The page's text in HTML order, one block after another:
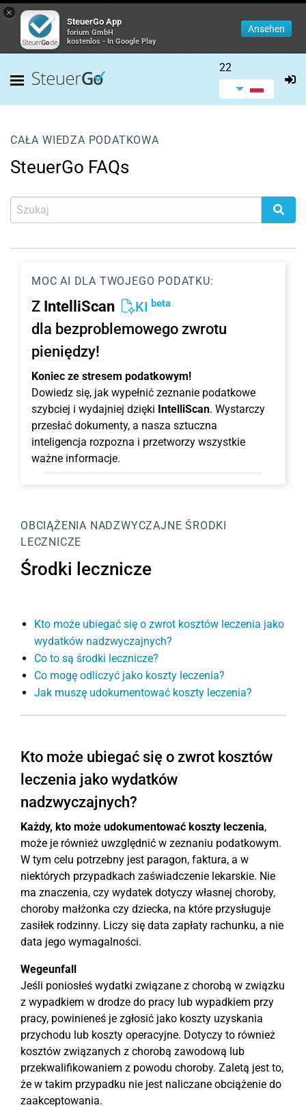
×
SteuerGo App
forium GmbH
kostenlos - In Google Play
Ansehen
22
CAŁA WIEDZA PODATKOWA
SteuerGo FAQs
MOC AI DLA TWOJEGO PODATKU:
Z IntelliScan KI beta
dla bezproblemowego zwrotu
pieniędzy!
Koniec ze stresem podatkowym!
Dowiedz się, jak wypełnić zeznanie podatkowe
szybciej i wydajniej dzięki IntelliScan. Wystarczy
przesłać dokumenty, a nasza sztuczna
inteligencja rozpozna i przetworzy wszystkie
ważne informacje.
OBCIĄŻENIA NADZWYCZAJNE ŚRODKI
LECZNICZE
Środki lecznicze
Kto może ubiegać się o zwrot kosztów leczenia jako
wydatków nadzwyczajnych?
Co to są środki lecznicze?
Co mogę odliczyć jako koszty leczenia?
Jak muszę udokumentować koszty leczenia?
Kto może ubiegać się o zwrot kosztów
leczenia jako wydatków
nadzwyczajnych?
Każdy, kto może udokumentować koszty leczenia,
może je również uwzględnić w zeznaniu podatkowym.
W tym celu potrzebny jest paragon, faktura, a w
niektórych przypadkach zaświadczenie lekarskie. Nie
ma znaczenia, czy wydatek dotyczy własnej choroby,
choroby małżonka czy dziecka, na które przysługuje
zasiłek rodzinny. Liczy się data zapłaty rachunku, a nie
data jego wymagalności.
Wegeunfall
Jeśli poniosłeś wydatki związane z chorobą w związku
z wypadkiem w drodze do pracy lub wypadkiem przy
pracy, powinieneś je zgłosić jako koszty uzyskania
przychodu lub koszty operacyjne. Dotyczy to również
kosztów związanych z chorobą zawodową lub
przekwalifikowaniem z powodu choroby. Zaletą jest to,
że w takim przypadku nie jest naliczane obciążenie do
zaakceptowania.